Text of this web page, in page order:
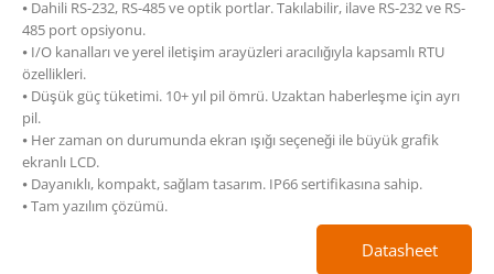
⦁ Dahili RS-232, RS-485 ve optik portlar. Takılabilir, ilave RS-232 ve RS-
485 port opsiyonu.
⦁ I/O kanalları ve yerel iletişim arayüzleri aracılığıyla kapsamlı RTU
özellikleri.
⦁ Düşük güç tüketimi. 10+ yıl pil ömrü. Uzaktan haberleşme için ayrı
pil.
⦁ Her zaman on durumunda ekran ışığı seçeneği ile büyük grafik
ekranlı LCD.
⦁ Dayanıklı, kompakt, sağlam tasarım. IP66 sertifikasına sahip.
⦁ Tam yazılım çözümü.
Datasheet